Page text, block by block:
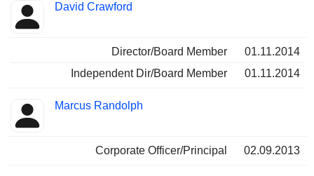
David Crawford
Director/Board Member
01.11.2014
Independent Dir/Board Member
01.11.2014
Marcus Randolph
Corporate Officer/Principal 02.09.2013